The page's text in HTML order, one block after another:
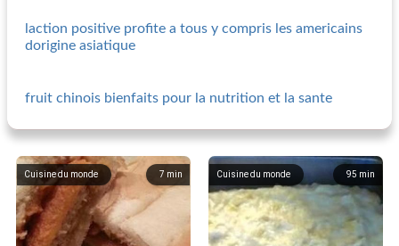
laction positive profite a tous y compris les americains
dorigine asiatique
fruit chinois bienfaits pour la nutrition et la sante
7 min
Cuisine du monde 95 min
Cuisine du monde